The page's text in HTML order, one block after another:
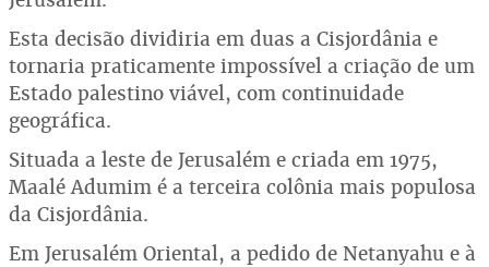
Esta decisão dividiria em duas a Cisjordânia e
tornaria praticamente impossível a criação de um
Estado palestino viável, com continuidade
geográfica.
Situada a leste de Jerusalém e criada em 1975,
Maalé Adumim é a terceira colônia mais populosa
da Cisjordânia.
Em Jerusalém Oriental, a pedido de Netanyahu e à